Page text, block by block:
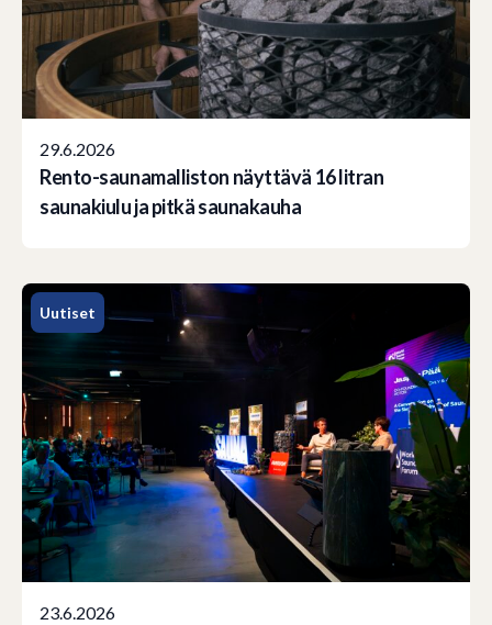
29.6.2026
Rento-saunamalliston näyttävä 16 litran
saunakiulu ja pitkä saunakauha
Uutiset
23.6.2026